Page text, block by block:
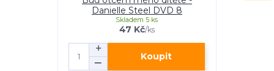
Danielle Steel DVD 8
47 Kč/ks
Skladem 5 ks
Koupit